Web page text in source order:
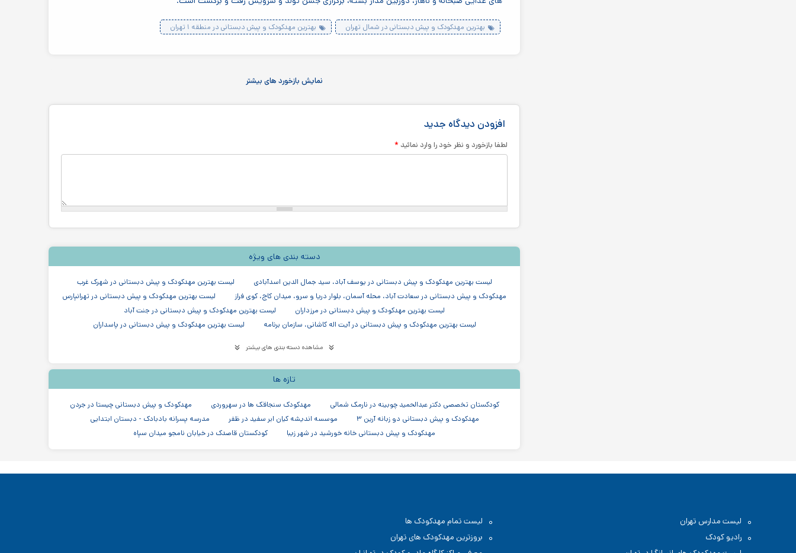
بهترین مهدکودک و پیش دبستانی در شمال تهران بهترین مهدکودک و پیش دبستانی در منطقه ۱ تهران
نمایش بازخورد های بیشتر
افزودن دیدگاه جدید
لطفا بازخورد و نظر خود را وارد نمائید *
دسته بندی های ویژه
لیست بهترین مهدکودک و پیش دبستانی در یوسف آباد، سید جمال الدین اسدآبادی
لیست بهترین مهدکودک و پیش دبستانی در شهرک غرب
مهدکودک و پیش دبستانی در سعادت آباد، محله آسمان، بلوار دریا و سرو، میدان کاج، کوی فراز
لیست بهترین مهدکودک و پیش دبستانی در تهرانپارس
لیست بهترین مهدکودک و پیش دبستانی در مرزداران
لیست بهترین مهدکودک و پیش دبستانی در جنت آباد
لیست بهترین مهدکودک و پیش دبستانی در آیت اله کاشانی، سازمان برنامه
لیست بهترین مهدکودک و پیش دبستانی در پاسداران
لیست بهترین مهدکودک و پیش دبستانی در نیاوران
لیست بهترین مهدکودک و پیش دبستانی در خیابان دولت در شریعتی
لیست بهترین مهدکودک و پیش دبستانی در شیخ بهایی
لیست بهترین مهدکودک و پیش دبستانی در جردن، بلوار آفریقا، نلسون ماندلا
مدرسه دولتی در پاسداران تهران
مشاهده دسته بندی های بیشتر
تازه ها
کودکستان تخصصی دکتر عبدالحمید چوبینه در نارمک شمالی مهدکودک سنجاقک ها در سهروردی
مهدکودک و پیش دبستانی چیستا در جردن
مهدکودک و پیش دبستانی دو زبانه آرین ۳
موسسه اندیشه کیان ابر سفید در ظفر
مدرسه پسرانه بادبادک - دبستان ابتدایی
مهدکودک و پیش دبستانی خانه خورشید در شهر زیبا
کودکستان قاصدک در خیابان نامجو میدان سپاه
لیست مدارس تهران
لیست تمام مهدکودک ها
رادیو کودک
بروزترین مهدکودک های تهران